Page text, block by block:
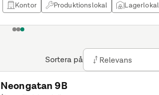
Sortera på Relevans
Kontor Produktionslokal Lagerlokal
123
Neongatan 9B